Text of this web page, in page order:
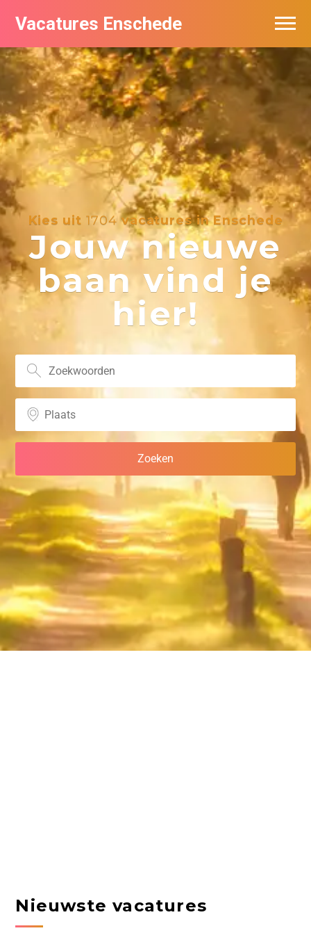
Vacatures Enschede
Kies uit 1704 vacatures in Enschede
Jouw nieuwe
baan vind je
hier!
Nieuwste vacatures
Vacatures per bedrijf
De populairste vacatures in Enschede
Nieuwsbrief feed